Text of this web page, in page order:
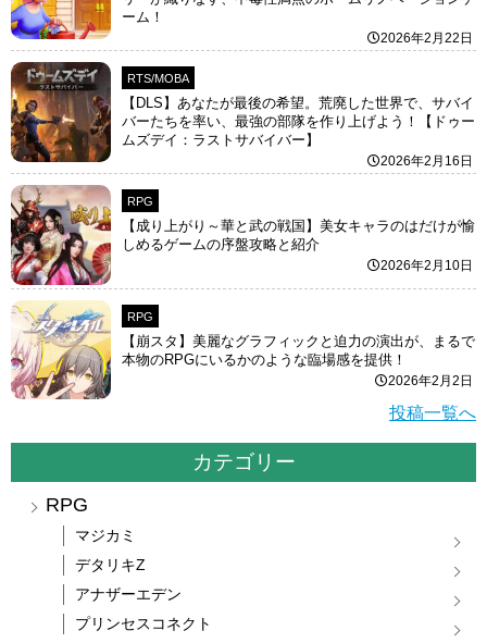
ーム！
2026年2月22日
RTS/MOBA
【DLS】あなたが最後の希望。荒廃した世界で、サバイ
バーたちを率い、最強の部隊を作り上げよう！【ドゥー
ムズデイ：ラストサバイバー】
2026年2月16日
RPG
【成り上がり～華と武の戦国】美女キャラのはだけが愉
しめるゲームの序盤攻略と紹介
2026年2月10日
RPG
【崩スタ】美麗なグラフィックと迫力の演出が、まるで
本物のRPGにいるかのような臨場感を提供！
2026年2月2日
投稿一覧へ
カテゴリー
RPG
マジカミ
デタリキZ
アナザーエデン
プリンセスコネクト